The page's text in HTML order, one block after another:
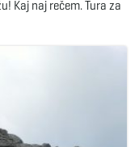
n
Kaj naj rečem. Tura za